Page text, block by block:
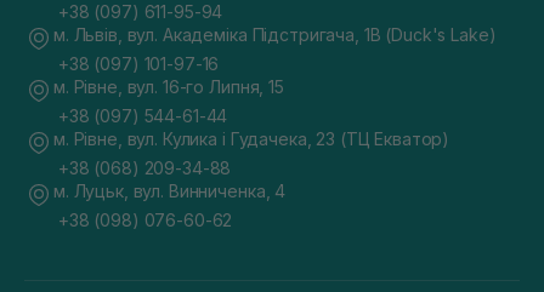
+38 (097) 611-95-94
м. Львів, вул. Академіка Підстригача, 1В (Duck's Lake)
+38 (097) 101-97-16
м. Рівне, вул. 16-го Липня, 15
+38 (097) 544-61-44
м. Рівне, вул. Кулика і Гудачека, 23 (ТЦ Екватор)
+38 (068) 209-34-88
м. Луцьк, вул. Винниченка, 4
+38 (098) 076-60-62